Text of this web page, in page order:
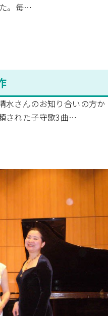
。毎…
水さんのお知り合いの方か
された子守歌3曲…